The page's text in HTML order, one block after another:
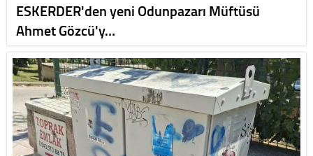
ESKERDER'den yeni Odunpazarı Müftüsü
Ahmet Gözcü'y…